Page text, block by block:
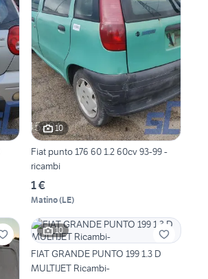
10
Fiat punto 176 60 1.2 60cv 93-99 -
ricambi
1 €
Matino(LE)
10
FIAT GRANDE PUNTO 199 1.3 D
MULTIJET Ricambi-